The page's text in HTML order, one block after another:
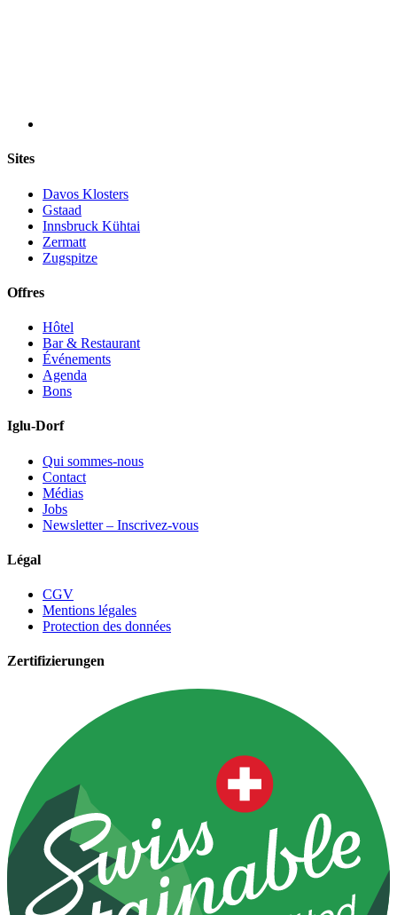
Sites
Davos Klosters
Gstaad
Innsbruck Kühtai
Zermatt
Zugspitze
Offres
Hôtel
Bar & Restaurant
Événements
Agenda
Bons
Iglu-Dorf
Qui sommes-nous
Contact
Médias
Jobs
Newsletter – Inscrivez-vous
Légal
CGV
Mentions légales
Protection des données
Zertifizierungen